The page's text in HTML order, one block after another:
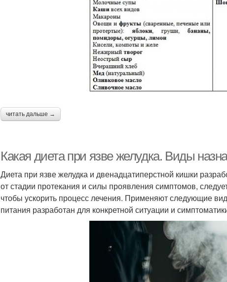
читать дальше →
Какая диета при язве желудка. Виды
Диета при язве желудка и двенадцатиперстной кишки
от стадии протекания и силы проявления симптомов,
чтобы ускорить процесс лечения. Применяют следующие
питания разработан для конкретной ситуации и